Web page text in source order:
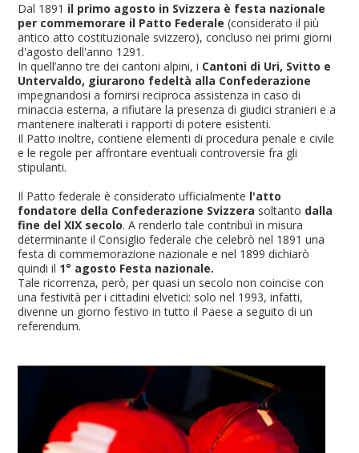
Dal 1891 il primo agosto in Svizzera è festa nazionale
per commemorare il Patto Federale (considerato il più
antico atto costituzionale svizzero), concluso nei primi giorni
d'agosto dell'anno 1291.
In quell’anno tre dei cantoni alpini, i Cantoni di Uri, Svitto e
Untervaldo, giurarono fedeltà alla Confederazione
impegnandosi a fornirsi reciproca assistenza in caso di
minaccia esterna, a rifiutare la presenza di giudici stranieri e a
mantenere inalterati i rapporti di potere esistenti.
Il Patto inoltre, contiene elementi di procedura penale e civile
e le regole per affrontare eventuali controversie fra gli
stipulanti.
Il Patto federale è considerato ufficialmente l'atto
fondatore della Confederazione Svizzera soltanto dalla
fine del XIX secolo. A renderlo tale contribuì in misura
determinante il Consiglio federale che celebrò nel 1891 una
festa di commemorazione nazionale e nel 1899 dichiarò
quindi il 1° agosto Festa nazionale.
Tale ricorrenza, però, per quasi un secolo non coincise con
una festività per i cittadini elvetici: solo nel 1993, infatti,
divenne un giorno festivo in tutto il Paese a seguito di un
referendum.